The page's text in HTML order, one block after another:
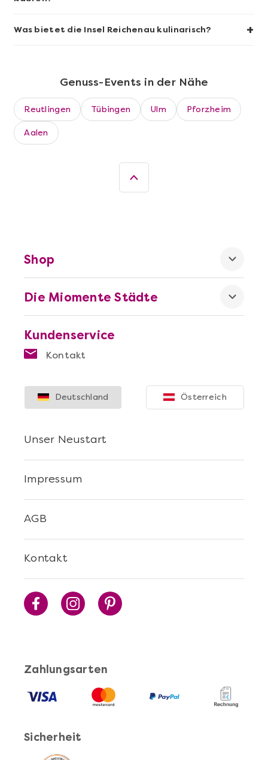
Mehr anzeigen
Die beste Pizza@Home
Sushi Selber Machen - DIY-Set
Mehr anzeigen
Was bietet die Insel Reichenau kulinarisch? +
Genuss-Events in der Nähe
Reutlingen Tübingen Ulm Pforzheim
Aalen
Kundenservice
Kontakt
Die Miomente Städte
Shop
Zahlungsarten
Sicherheit
Kontakt
AGB
Impressum
Unser Neustart
Deutschland Österreich